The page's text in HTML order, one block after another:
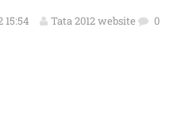
15:54 Tata 2012 website 0